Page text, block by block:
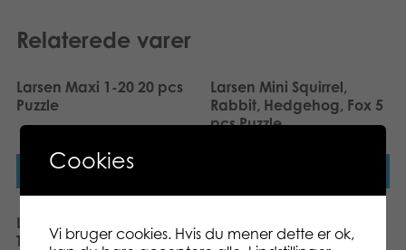
Relaterede varer
Larsen Maxi 1-20 20 pcs
Puzzle
Læs mere
Larsen Mini Squirrel,
Rabbit, Hedgehog, Fox 5
pcs Puzzle
Larsen Mini
Tractors,Dump Truck and
Larsen Mini Koala,
Elephant, Tiger, Panda 8
Cookies
Vi bruger cookies. Hvis du mener dette er ok,